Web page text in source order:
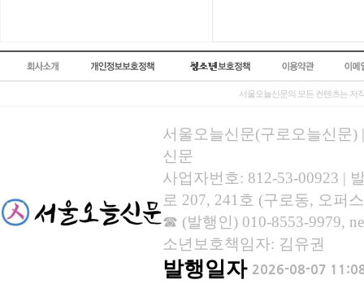
서울오늘신문의 모든 컨텐츠는 저
서울오늘신문(구로오늘신문)
신문
사업자번호: 812-53-00923 |
로 207, 241호 (구로동, 오퍼
☎ (발행인) 010-8553-9979,
소년보호책임자: 김유권
발행일자